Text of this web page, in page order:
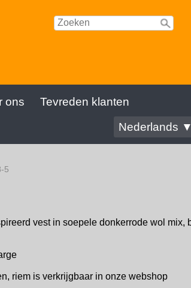
ons
Tevreden klanten
Nederlands ▼
5
vest in soepele donkerrode wol mix,
riem is verkrijgbaar in onze webshop